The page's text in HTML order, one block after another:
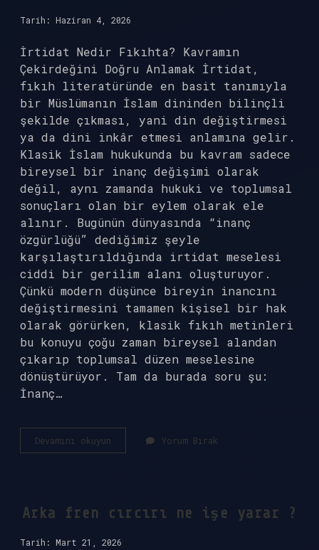
Tarih: Haziran 4, 2026
İrtidat Nedir Fıkıhta? Kavramın
Çekirdeğini Doğru Anlamak İrtidat,
fıkıh literatüründe en basit tanımıyla
bir Müslümanın İslam dininden bilinçli
şekilde çıkması, yani din değiştirmesi
ya da dini inkâr etmesi anlamına gelir.
Klasik İslam hukukunda bu kavram sadece
bireysel bir inanç değişimi olarak
değil, aynı zamanda hukuki ve toplumsal
sonuçları olan bir eylem olarak ele
alınır. Bugünün dünyasında “inanç
özgürlüğü” dediğimiz şeyle
karşılaştırıldığında irtidat meselesi
ciddi bir gerilim alanı oluşturuyor.
Çünkü modern düşünce bireyin inancını
değiştirmesini tamamen kişisel bir hak
olarak görürken, klasik fıkıh metinleri
bu konuyu çoğu zaman bireysel alandan
çıkarıp toplumsal düzen meselesine
dönüştürüyor. Tam da burada soru şu:
İnanç…
Devamını okuyun İrtidat
nedir
Yorum Bırak
Arka fren cırcırı ne işe yarar ?
Tarih: Mart 21, 2026